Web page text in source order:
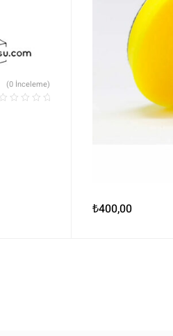
(0 İnceleme)
₺400,00